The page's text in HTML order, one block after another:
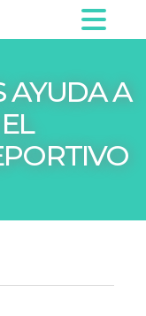
AYUDA A